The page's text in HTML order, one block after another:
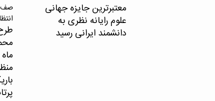
معتبرترین جایزه جهانی
علوم رایانه نظری به
دانشمند ایرانی رسید
صف